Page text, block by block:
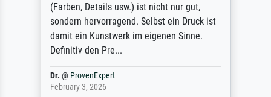
(Farben, Details usw.) ist nicht nur gut,
sondern hervorragend. Selbst ein Druck ist
damit ein Kunstwerk im eigenen Sinne.
Definitiv den Pre...
Dr. @ ProvenExpert
February 3, 2026